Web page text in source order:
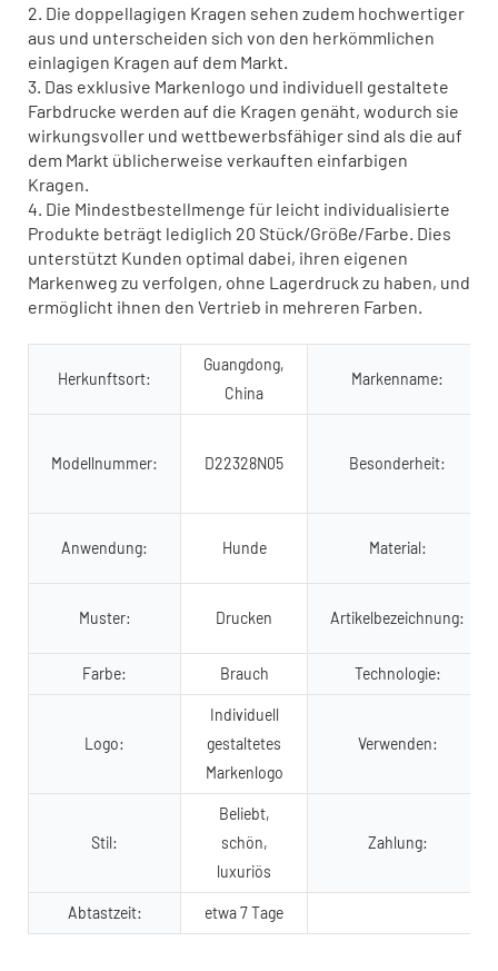
2. Die doppellagigen Kragen sehen zudem hochwertiger
aus und unterscheiden sich von den herkömmlichen
einlagigen Kragen auf dem Markt.
3. Das exklusive Markenlogo und individuell gestaltete
Farbdrucke werden auf die Kragen genäht, wodurch sie
wirkungsvoller und wettbewerbsfähiger sind als die auf
dem Markt üblicherweise verkauften einfarbigen
Kragen.
4. Die Mindestbestellmenge für leicht individualisierte
Produkte beträgt lediglich 20 Stück/Größe/Farbe. Dies
unterstützt Kunden optimal dabei, ihren eigenen
Markenweg zu verfolgen, ohne Lagerdruck zu haben, und
ermöglicht ihnen den Vertrieb in mehreren Farben.
Herkunftsort:
Guangdong,
China
Markenname:
Modellnummer: D22328N05 Besonderheit:
Anwendung: Hunde Material:
Muster: Drucken Artikelbezeichnung:
Farbe: Brauch Technologie:
Logo:
Individuell
gestaltetes
Markenlogo
Verwenden:
Stil:
Beliebt,
schön,
luxuriös
Zahlung:
Abtastzeit: etwa 7 Tage